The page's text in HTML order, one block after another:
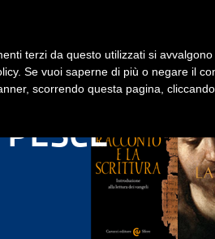
STORICO - HISTORICAL JESUS
terzi da questo utilizzati si
Se vuoi saperne di più o negare il
scorrendo questa pagina,